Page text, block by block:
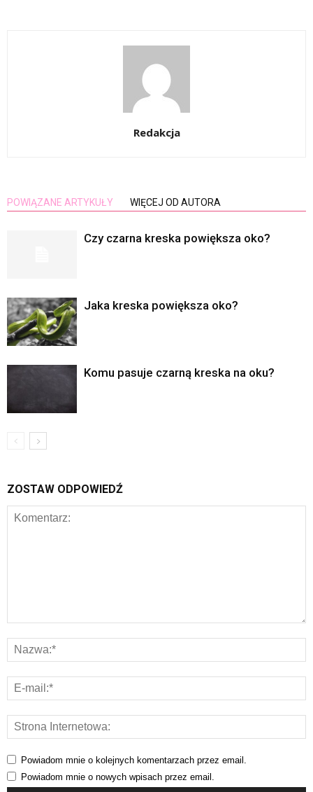
Redakcja
POWIĄZANE ARTYKUŁY WIĘCEJ OD AUTORA
Czy czarna kreska powiększa oko?
Jaka kreska powiększa oko?
Komu pasuje czarną kreska na oku?
ZOSTAW ODPOWIEDŹ
Powiadom mnie o kolejnych komentarzach przez email.
Powiadom mnie o nowych wpisach przez email.